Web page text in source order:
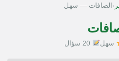
‹ الصافات — سهل
سهل